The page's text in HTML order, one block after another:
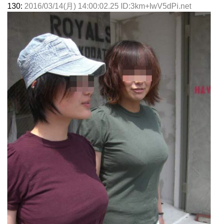
130: 2016/03/14(月) 14:00:02.25 ID:3km+IwV5dPi.net